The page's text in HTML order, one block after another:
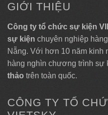
GIỚI THIỆU
Công ty tổ chức sự kiện
sự kiện chuyên nghiệp
Nẵng. Với hơn 10 năm kinh
hàng nghìn chương trình sự
thảo trên toàn quốc.
CÔNG TY TỔ